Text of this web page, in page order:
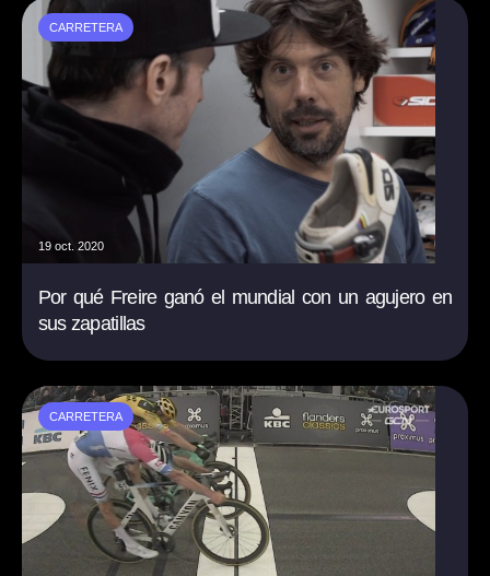
CARRETERA
19 oct. 2020
Por qué Freire ganó el mundial con un agujero en
sus zapatillas
CARRETERA